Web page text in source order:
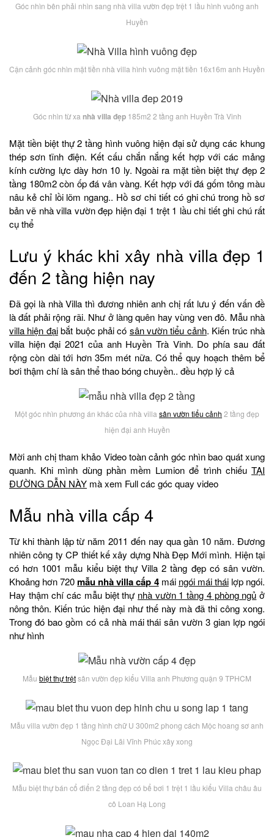
Góc nhìn bên phải nhìn sang nhà villa vườn đẹp trệt 1 lầu hình vuông anh
Huyền
Cận cảnh góc nhìn mặt tiền nhà villa hình vuông mặt tiền 16x16m anh Huyền
Góc nhìn từ xa nhà villa đẹp185m2 2 tầng anh Huyền Trà Vinh
Mặt tiền biệt thự 2 tầng hình vuông hiện đại sử dụng các khung
thép sơn tĩnh điện. Kết cấu chắn nắng kết hợp với các mảng
kính cường lực dày hơn 10 ly. Ngoài ra mặt tiền biệt thự đẹp 2
tầng 180m2 còn ốp đá vân vàng. Kết hợp với đá gốm tông màu
nâu kẻ chỉ lồi lõm ngang.. Hồ sơ chi tiết có ghi chú trong hồ sơ
bản vẽ nhà villa vườn đẹp hiện đại 1 trệt 1 lầu chi tiết ghi chú rất
cụ thể
Lưu ý khác khi xây nhà villa đẹp 1
đến 2 tầng hiện nay
Đã gọi là nhà Villa thì đương nhiên anh chị rất lưu ý đến vấn đề
là đất phải rộng rãi. Như ở làng quên hay vùng ven đô. Mẫu nhà
villa hiện đạibắt buộc phải có sân vườn tiểu cảnh. Kiến trúc nhà
villa hiện đại 2021 của anh Huyền Trà Vinh. Do phía sau đất
rộng còn dài tới hơn 35m mét nữa. Có thể quy hoạch thêm bể
bơi thậm chí là sân thể thao bóng chuyền.. đều hợp lý cả
Một góc nhìn phương án khác của nhà villa sân vườn tiểu cảnh 2 tầng đẹp
hiện đại anh Huyền
Mời anh chị tham khảo Video toàn cảnh góc nhìn bao quát xung
quanh. Khi mình dùng phần mềm Lumion để trình chiếu TẠI
ĐƯỜNG DẪN NÀY mà xem Full các góc quay video
Mẫu nhà villa cấp 4
Từ khi thành lập từ năm 2011 đến nay qua gần 10 năm. Đương
nhiên công ty CP thiết kế xây dựng Nhà Đẹp Mới mình. Hiện tại
có hơn 1001 mẫu kiểu biệt thự Villa 2 tầng đẹp có sân vườn.
Khoảng hơn 720mẫu nhà villa cấp 4mái ngói mái tháilợp ngói.
Hay thậm chí các mẫu biệt thự nhà vườn 1 tầng 4 phòng ngủ ở
nông thôn. Kiến trúc hiện đại như thế này mà đã thi công xong.
Trong đó bao gồm có cả nhà mái thái sân vườn 3 gian lợp ngói
như hình
Mẫu biệt thự trệtsân vườn đẹp kiểu Villa anh Phương quận 9 TPHCM
Mẫu villa vườn đẹp 1 tầng hình chữ U 300m2 phong cách Mộc hoang sơ anh
Ngọc Đại Lãi Vĩnh Phúc xây xong
Mẫu biệt thự bán cổ điển 2 tầng đẹp có bể bơi 1 trệt 1 lầu kiểu Villa châu âu
cô Loan Hạ Long